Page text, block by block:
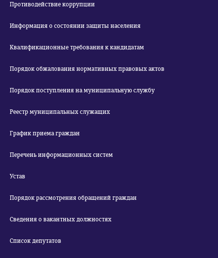
Противодействие коррупции
Информация о состоянии защиты населения
Квалификационные требования к кандидатам
Порядок обжалования нормативных правовых актов
Порядок поступления на муниципальную службу
Реестр муниципальных служащих
График приема граждан
Перечень информационных систем
Устав
Порядок рассмотрения обращений граждан
Сведения о вакантных должностях
Список депутатов